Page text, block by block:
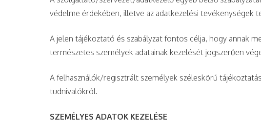
védelme érdekében, illetve az adatkezelési
A jelen tájékoztató és szabályzat fontos célja, hogy annak
természetes személyek adatainak kezelését jogszerűen
A felhasználók/regisztrált személyek széleskörű
tudnivalókról.
SZEMÉLYES ADATOK KEZELÉSE